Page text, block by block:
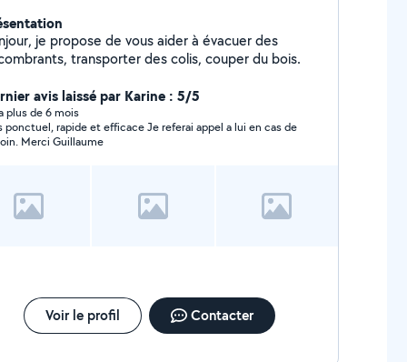
je propose de vous aider à évacuer des
transporter des colis, couper du bois.
avis laissé par Karine : 5/5
plus de 6 mois
rapide et efficace Je referai appel a lui en cas de
Merci Guillaume
Voir le profil Contacter